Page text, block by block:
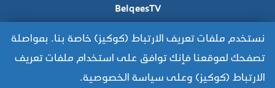
نستخدم ملفات تعريف الارتباط (كوكيز) خاصة بنا. بمواصلة
تصفحك لموقعنا فإنك توافق على استخدام ملفات تعريف
الارتباط (كوكيز) وعلى سياسة الخصوصية.
BelqeesTV
للوصول للموقع القديم:
https://www.old.belqees.net